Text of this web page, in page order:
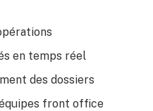
en temps réel
des dossiers
front office